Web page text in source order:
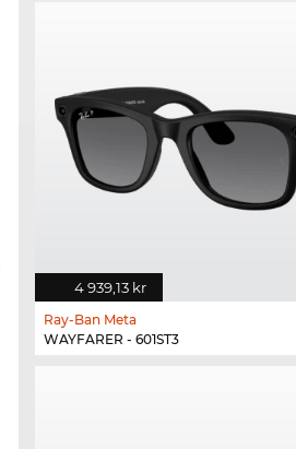
4 939,13 kr
Ray-Ban Meta
WAYFARER - 601ST3